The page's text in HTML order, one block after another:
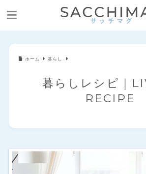
ホーム 暮らし
暮らしレシピ｜
RECIPE